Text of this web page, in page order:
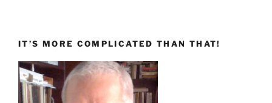
IT’S MORE COMPLICATED THAN THAT!